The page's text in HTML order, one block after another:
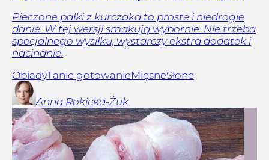
Pieczone pałki z kurczaka to proste i niedrogie
danie. W tej wersji smakują wybornie. Nie trzeba
specjalnego wysiłku, wystarczy ekstra dodatek i
nacinanie.
ObiadyTanie gotowanieMięsneSłone
Anna Rokicka-Żuk